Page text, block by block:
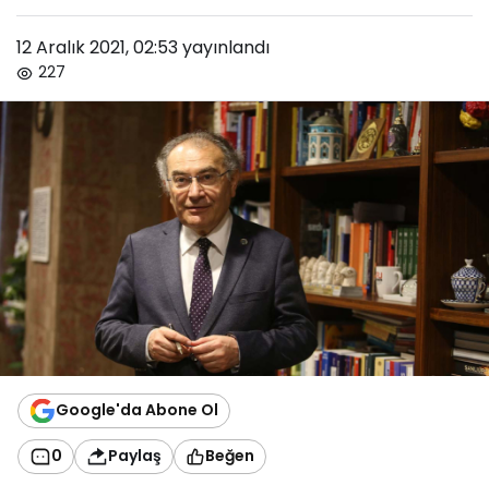
12 Aralık 2021, 02:53yayınlandı
227
Google'da Abone Ol
0 Paylaş Beğen